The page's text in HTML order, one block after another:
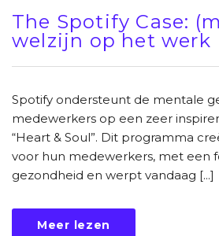
The Spotify Case:
welzijn op het werk
Spotify ondersteunt de mentale
medewerkers op een zeer
“Heart & Soul”. Dit programma
voor hun medewerkers, met een
gezondheid en werpt vandaag [...]
Meer lezen